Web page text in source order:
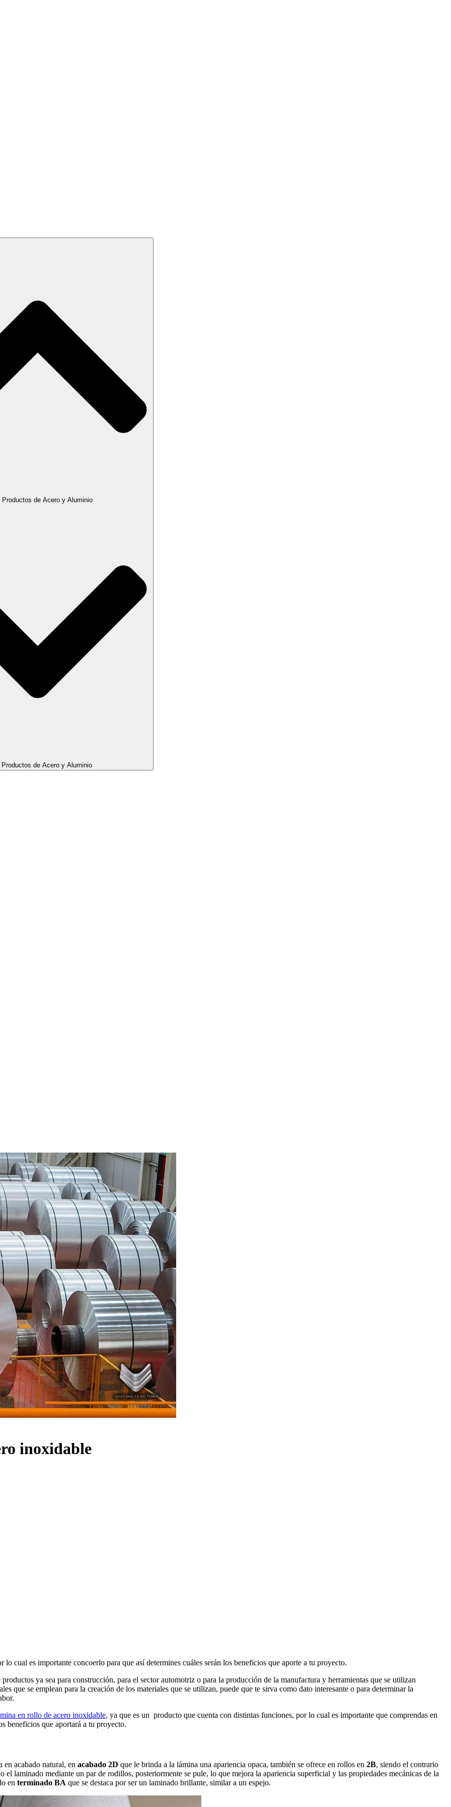
Productos de Acero y Aluminio
Productos de Acero y Aluminio
inoxidable
cual es importante concoerlo para que así determines cuáles serán los beneficios que aporte a tu proyecto.
ya sea para construcción, para el sector automotriz o para la producción de la manufactura y herramientas que se utilizan
que se emplean para la creación de los materiales que se utilizan, puede que te sirva como dato interesante o para determinar la
en rollo de acero inoxidable, ya que es un producto que cuenta con distintas funciones, por lo cual es importante que comprendas en
beneficios que aportará a tu proyecto.
en acabado natural, en acabado 2D que le brinda a la lámina una apariencia opaca, también se ofrece en rollos en 2B, siendo el contrario
el laminado mediante un par de rodillos, posteriormente se pule, lo que mejora la apariencia superficial y las propiedades mecánicas de la
en terminado BA que se destaca por ser un laminado brillante, similar a un espejo.